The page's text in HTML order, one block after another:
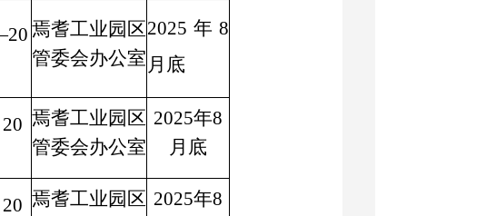
焉耆工业园区
管委会办公室
2025年8
月底
焉耆工业园区
管委会办公室
2025年8
月底
焉耆工业园区 2025年8